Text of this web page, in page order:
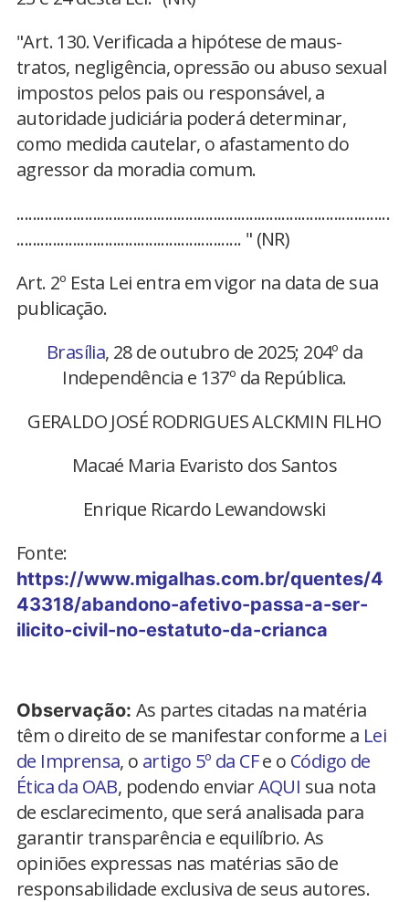
"Art. 130. Verificada a hipótese de maus-
tratos, negligência, opressão ou abuso sexual
impostos pelos pais ou responsável, a
autoridade judiciária poderá determinar,
como medida cautelar, o afastamento do
agressor da moradia comum.
.............................................................................................
........................................................ " (NR)
Art. 2º Esta Lei entra em vigor na data de sua
publicação.
Brasília, 28 de outubro de 2025; 204º da
Independência e 137º da República.
GERALDO JOSÉ RODRIGUES ALCKMIN FILHO
Macaé Maria Evaristo dos Santos
Enrique Ricardo Lewandowski
Fonte:
https://www.migalhas.com.br/quentes/4
43318/abandono-afetivo-passa-a-ser-
ilicito-civil-no-estatuto-da-crianca
Observação: As partes citadas na matéria
têm o direito de se manifestar conforme a Lei
de Imprensa, o artigo 5º da CFe o Código de
Ética da OAB, podendo enviarAQUI sua nota
de esclarecimento, que será analisada para
garantir transparência e equilíbrio. As
opiniões expressas nas matérias são de
responsabilidade exclusiva de seus autores.